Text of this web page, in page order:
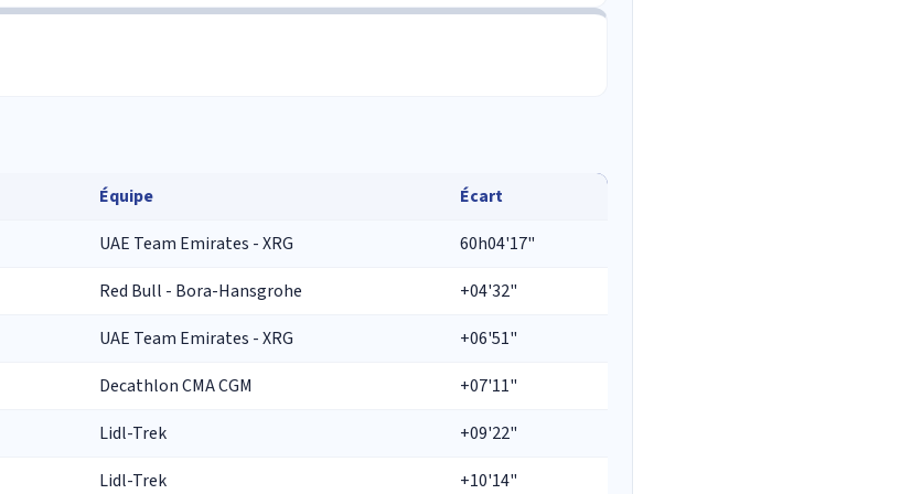
Équipe
Écart
UAE Team Emirates - XRG
60h04'17"
Red Bull - Bora-Hansgrohe
+04'32"
UAE Team Emirates - XRG
+06'51"
Decathlon CMA CGM
+07'11"
Lidl-Trek
+09'22"
Lidl-Trek
+10'14"